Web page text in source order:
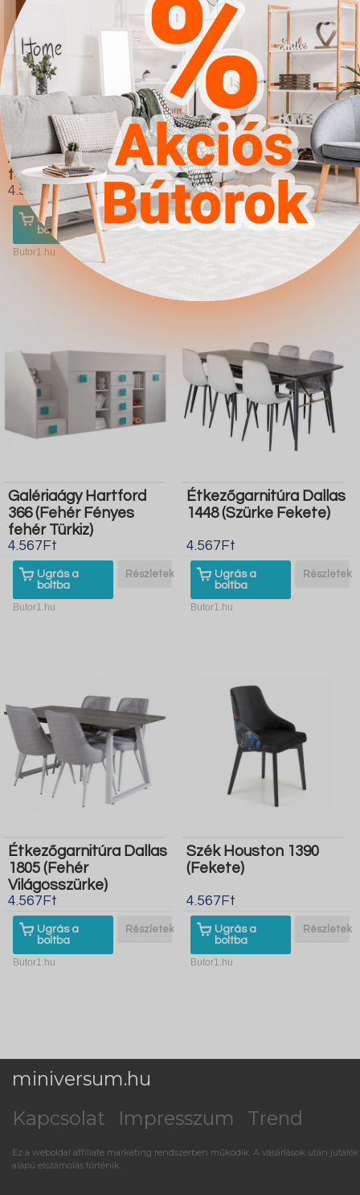
Nappali szett Charlotte
A111 (Fekete Fényes
fekete)
4.567Ft
Ugrás a
boltba
Részletek
Butor1.hu
Dohányzóasztal
Providence 176 (Fényes
fehér Fekete)
4.567Ft
Ugrás a
boltba
Részletek
Galériaágy Hartford
366 (Fehér Fényes
fehér Türkiz)
4.567Ft
Ugrás a
boltba
Részletek
Butor1.hu
Étkezőgarnitúra Dallas
1448 (Szürke Fekete)
4.567Ft
Ugrás a
boltba
Részletek
Butor1.hu
Étkezőgarnitúra Dallas
1805 (Fehér
Világosszürke)
4.567Ft
Ugrás a
boltba
Részletek
Butor1.hu
Szék Houston 1390
(Fekete)
4.567Ft
Ugrás a
boltba
Részletek
Butor1.hu
miniversum.hu
Kapcsolat
Impresszum Trend
Ez a weboldal affiliate marketing rendszerben működik. A vásárlások után jutalék
alapú elszámolás történik.